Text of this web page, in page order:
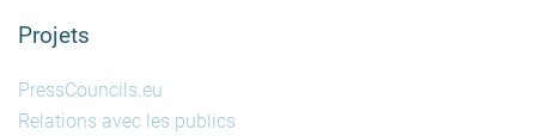
Projets
PressCouncils.eu
Relations avec les publics